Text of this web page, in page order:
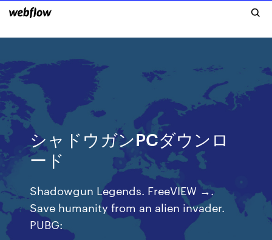
シャドウガンPCダウンロ
ード
Shadowgun Legends. FreeVIEW →.
Save humanity from an alien invader.
PUBG: